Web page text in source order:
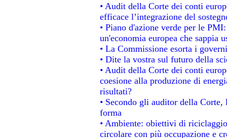
• Audit della Corte dei conti
efficace l’integrazione del
• Piano d'azione verde per le
un'economia europea che sappia
• La Commissione esorta i
• Dite la vostra sul futuro della
• Audit della Corte dei conti
coesione alla produzione di
risultati?
• Secondo gli auditor della Corte,
forma
• Ambiente: obiettivi di
circolare con più occupazione e